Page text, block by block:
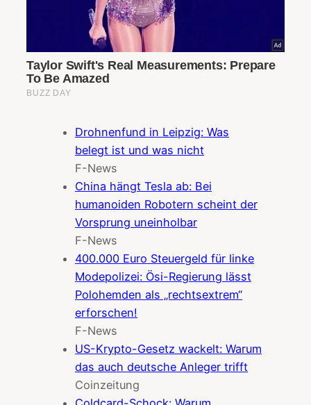
Drohnenfund in Leipzig: Was
belegt ist und was nicht
F-News
China hängt Tesla ab: Bei
humanoiden Robotern scheint der
Vorsprung uneinholbar
F-News
400.000 Euro Steuergeld für linke
Modepolizei: Ösi-Regierung lässt
Polohemden als „rechtsextrem“
erforschen!
F-News
US-Krypto-Gesetz wackelt: Warum
das auch deutsche Anleger trifft
Coinzeitung